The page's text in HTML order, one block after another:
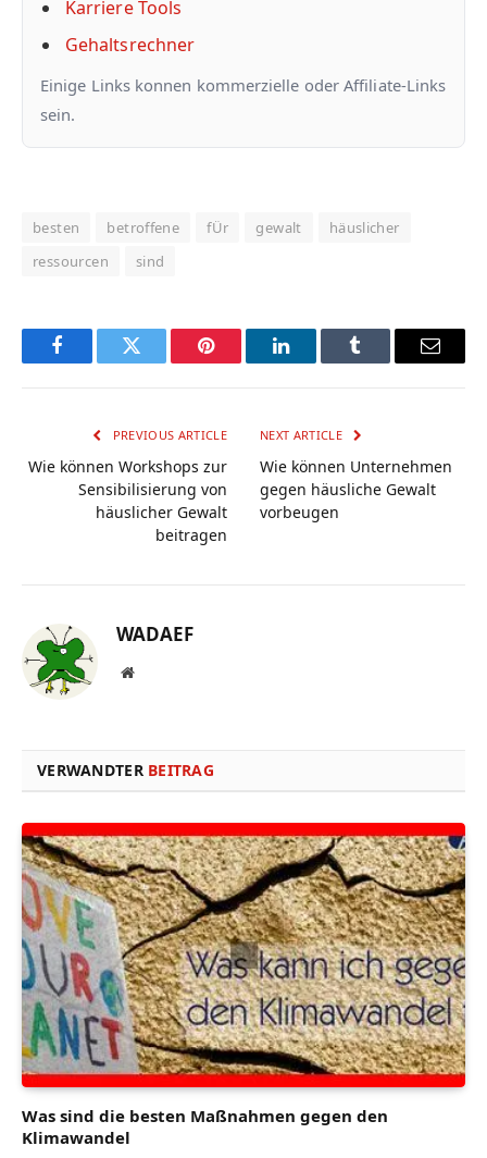
Karriere Tools
Gehaltsrechner
Einige Links konnen kommerzielle oder Affiliate-Links
sein.
besten betroffene fÜr gewalt
häuslicher
ressourcen
sind
FacebookTwitter Pinterest LinkedInTumblr Email
PREVIOUS ARTICLE
Wie können Workshops zur
Sensibilisierung von
häuslicher Gewalt
beitragen
NEXT ARTICLE
Wie können Unternehmen
gegen häusliche Gewalt
vorbeugen
WADAEF
Website
VERWANDTER BEITRAG
Was sind die besten Maßnahmen gegen den
Klimawandel